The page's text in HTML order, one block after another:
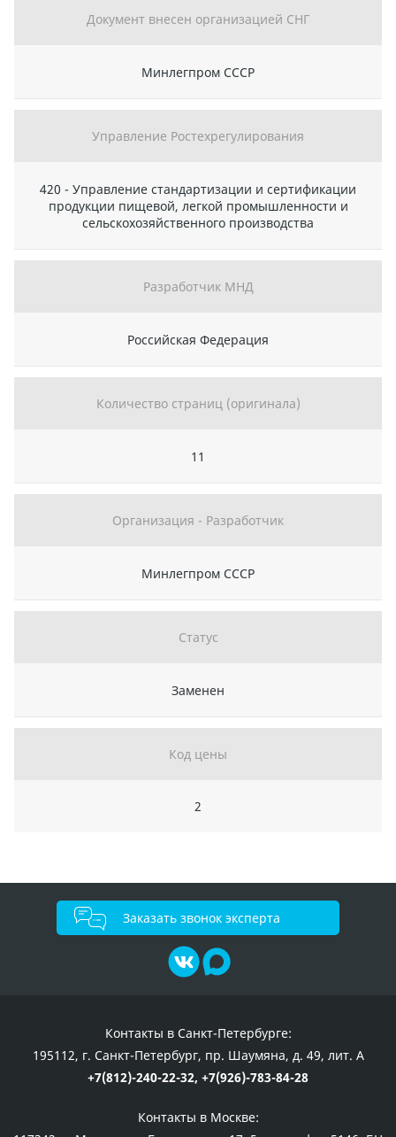
Документ внесен организацией СНГ
Минлегпром СССР
Управление Ростехрегулирования
420 - Управление стандартизации и сертификации
продукции пищевой, легкой промышленности и
сельскохозяйственного производства
Разработчик МНД
Российская Федерация
Количество страниц (оригинала)
11
Организация - Разработчик
Минлегпром СССР
Статус
Заменен
Код цены
2
Заказать звонок эксперта
Контакты в Санкт-Петербурге:
195112, г. Санкт-Петербург, пр. Шаумяна, д. 49, лит. А
+7(812)-240-22-32, +7(926)-783-84-28
Контакты в Москве: